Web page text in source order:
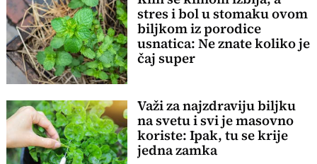
stres i bol u stomaku ovom
biljkom iz porodice
usnatica: Ne znate koliko je
čaj super
Važi za najzdraviju biljku
na svetu i svi je masovno
koriste: Ipak, tu se krije
jedna zamka